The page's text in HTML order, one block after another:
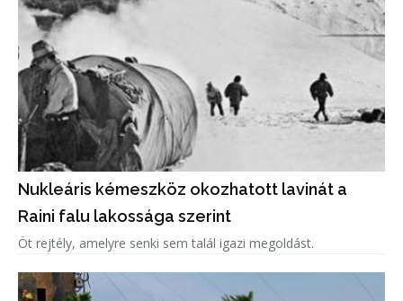
Nukleáris kémeszköz okozhatott lavinát a
Raini falu lakossága szerint
Öt rejtély, amelyre senki sem talál igazi megoldást.